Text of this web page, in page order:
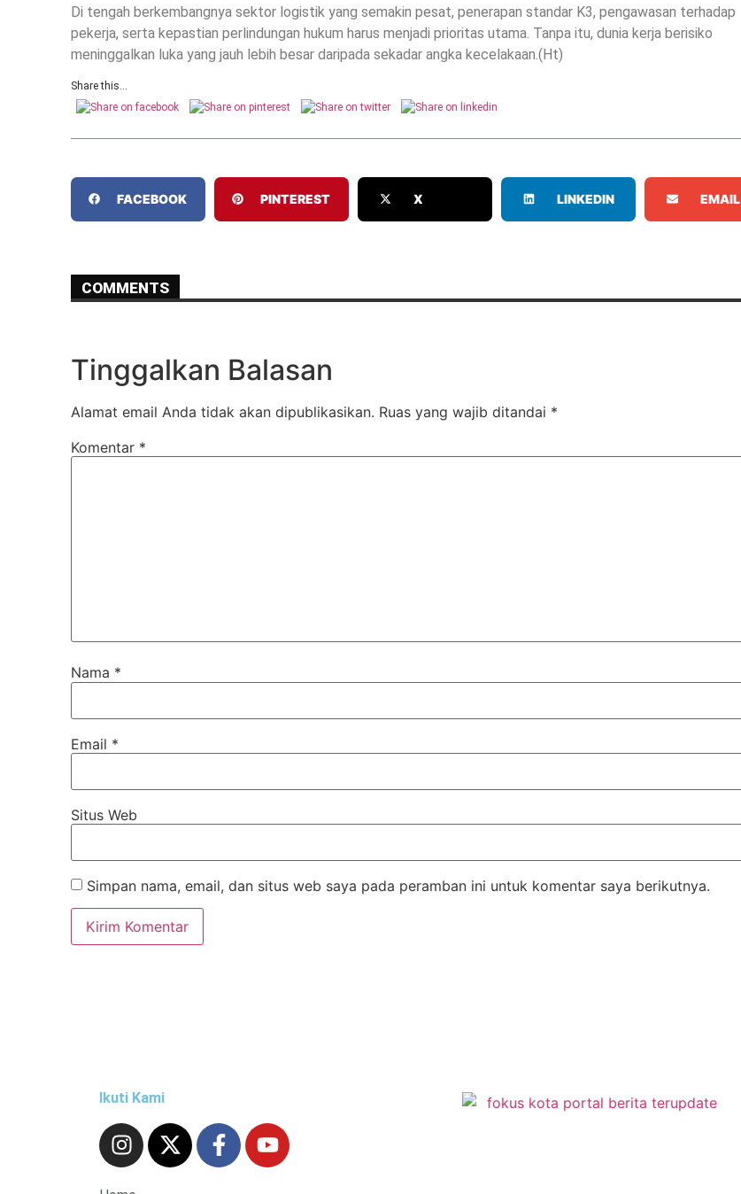
Di tengah berkembangnya sektor logistik yang semakin pesat, penerapan standar K3, pengawasan terhadap
pekerja, serta kepastian perlindungan hukum harus menjadi prioritas utama. Tanpa itu, dunia kerja berisiko
meninggalkan luka yang jauh lebih besar daripada sekadar angka kecelakaan.(Ht)
Share this...
FACEBOOK PINTEREST X LINKEDIN EMAIL
COMMENTS
Tinggalkan Balasan
Alamat email Anda tidak akan dipublikasikan. Ruas yang wajib ditandai *
Komentar *
Nama *
Email *
Situs Web
Simpan nama, email, dan situs web saya pada peramban ini untuk komentar saya berikutnya.
Ikuti Kami